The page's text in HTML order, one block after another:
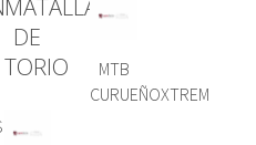
MATALLANA
DE
TORIO
MTB
CURUEÑOXTREM